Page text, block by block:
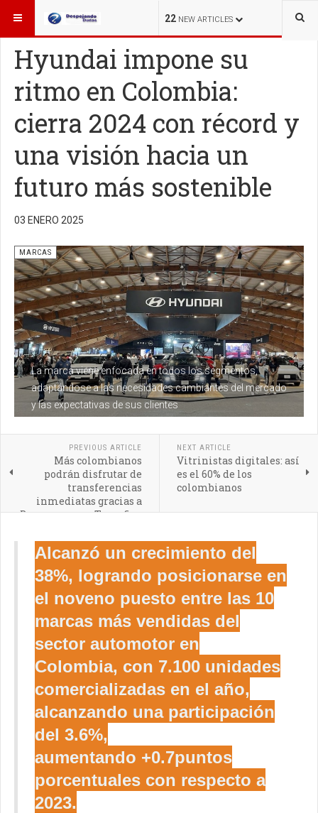
22 NEW ARTICLES
ESTÁ AQUÍ: MARCAS
Hyundai impone su
ritmo en Colombia:
cierra 2024 con récord y
una visión hacia un
futuro más sostenible
03 ENERO 2025
La marca viene enfocada en todos los segmentos,
adaptándose a las necesidades cambiantes del mercado
y las expectativas de sus clientes
MARCAS
PREVIOUS ARTICLE
Más colombianos
podrán disfrutar de
transferencias
inmediatas gracias a
Bancoomeva y Transfiya
NEXT ARTICLE
Vitrinistas digitales: así
es el 60% de los
colombianos
Alcanzó un crecimiento del
38%, logrando posicionarse en
el noveno puesto entre las 10
marcas más vendidas del
sector automotor en
Colombia, con 7.100 unidades
comercializadas en el año,
alcanzando una participación
del 3.6%,
aumentando +0.7puntos
porcentuales con respecto a
2023.